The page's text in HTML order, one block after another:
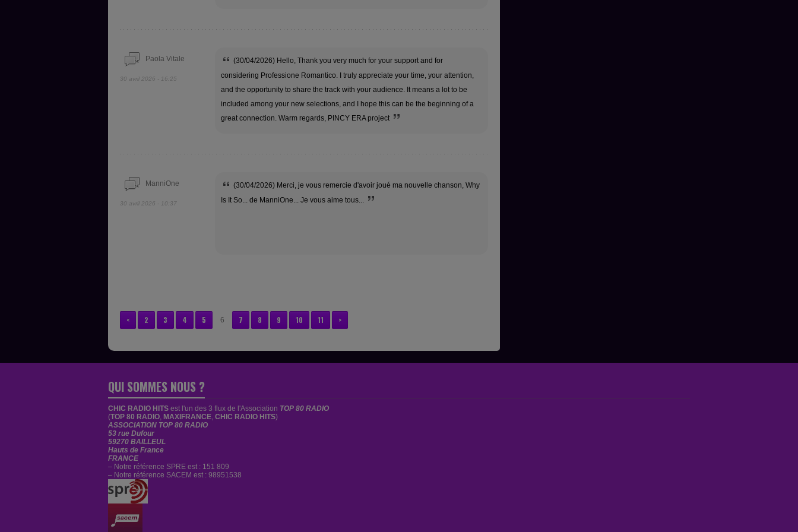
Paola Vitale
30 avril 2026 - 16:25
(30/04/2026) Hello, Thank you very much for your support and for
considering Professione Romantico. I truly appreciate your time, your attention,
and the opportunity to share the track with your audience. It means a lot to be
included among your new selections, and I hope this can be the beginning of a
great connection. Warm regards, PINCY ERA project
ManniOne
30 avril 2026 - 10:37
(30/04/2026) Merci, je vous remercie d'avoir joué ma nouvelle chanson, Why
Is It So... de ManniOne... Je vous aime tous...
< 2 3 4 5 6 7 8 9 10 11 >
QUI SOMMES NOUS ?
CHIC RADIO HITS est l'un des 3 flux de l'Association TOP 80 RADIO
(TOP 80 RADIO MAXIFRANCE CHIC RADIO HITS)
ASSOCIATION TOP 80 RADIO
53 rue Dufour
59270 BAILLEUL
Hauts de France
FRANCE
– Notre référence SPRE est : 151 809
– Notre référence SACEM est : 98951538